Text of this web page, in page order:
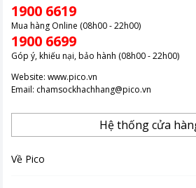
1900 6619
Mua hàng Online (08h00 - 22h00)
1900 6699
Góp ý, khiếu nại, bảo hành (08h00 - 22h00)
Website: www.pico.vn
Email: chamsockhachhang@pico.vn
Hệ thống cửa
Về Pico